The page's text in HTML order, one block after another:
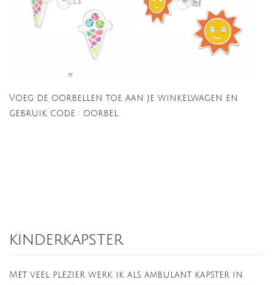
Voeg de oorbellen toe aan je winkelwagen en
gebruik code : oorbel
kinderkapster
Met veel plezier werk ik als ambulant kapster in